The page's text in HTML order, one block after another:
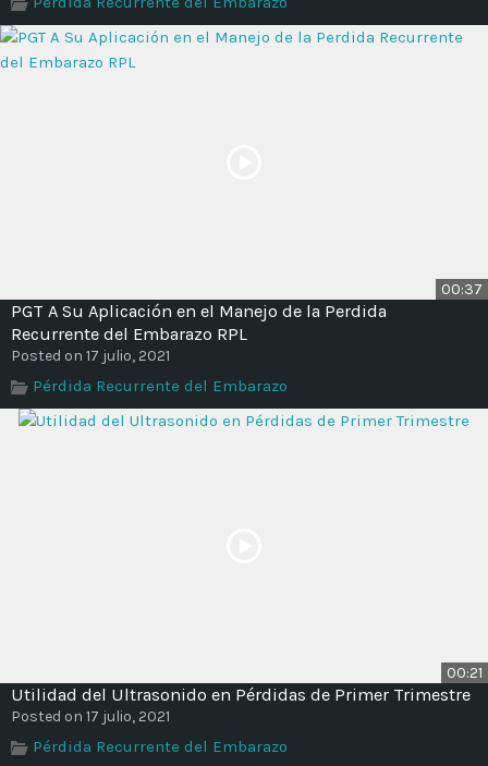
Time
00:37
PGT A Su Aplicación en el Manejo de la Perdida
Recurrente del Embarazo RPL
Posted on 17 julio, 2021
Pérdida Recurrente del Embarazo
00:21
Utilidad del Ultrasonido en Pérdidas de Primer Trimestre
Posted on 17 julio, 2021
Pérdida Recurrente del Embarazo